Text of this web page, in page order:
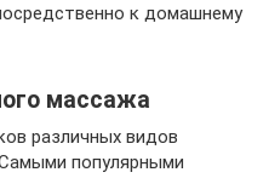
к домашнему
массажа
различных видов
популярными